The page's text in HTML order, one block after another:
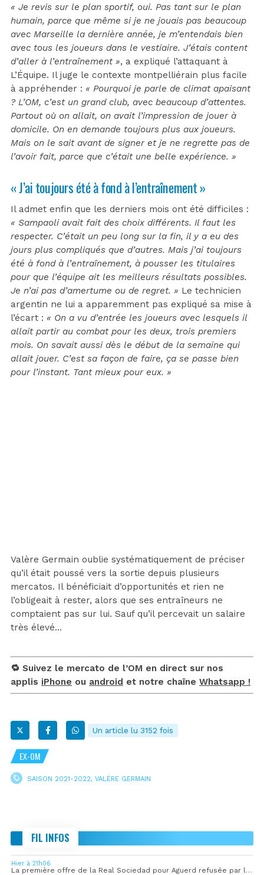
« Je revis sur le plan sportif, oui. Pas tant sur le plan
humain, parce que même si je ne jouais pas beaucoup
avec Marseille la dernière année, je m’entendais bien
avec tous les joueurs dans le vestiaire. J’étais content
d’aller à l’entraînement », a expliqué l’attaquant à
L’Équipe. Il juge le contexte montpelliérain plus facile
à appréhender : « Pourquoi je parle de climat apaisant
? L’OM, c’est un grand club, avec beaucoup d’attentes.
Partout où on allait, on avait l’impression de jouer à
domicile. On en demande toujours plus aux joueurs.
Mais on le sait avant de signer et je ne regrette pas de
l’avoir fait, parce que c’était une belle expérience. »
« J’ai toujours été à fond à l’entraînement »
Il admet enfin que les derniers mois ont été difficiles :
« Sampaoli avait fait des choix différents. Il faut les
respecter. C’était un peu long sur la fin, il y a eu des
jours plus compliqués que d’autres. Mais j’ai toujours
été à fond à l’entraînement, à pousser les titulaires
pour que l’équipe ait les meilleurs résultats possibles.
Je n’ai pas d’amertume ou de regret. » Le technicien
argentin ne lui a apparemment pas expliqué sa mise à
l’écart : « On a vu d’entrée les joueurs avec lesquels il
allait partir au combat pour les deux, trois premiers
mois. On savait aussi dès le début de la semaine qui
allait jouer. C’est sa façon de faire, ça se passe bien
pour l’instant. Tant mieux pour eux. »
Valère Germain oublie systématiquement de préciser
qu’il était poussé vers la sortie depuis plusieurs
mercatos. Il bénéficiait d’opportunités et rien ne
l’obligeait à rester, alors que ses entraîneurs ne
comptaient pas sur lui. Sauf qu’il percevait un salaire
très élevé…
🔁 Suivez le mercato de l’OM en direct sur nos
applis iPhone ou android et notre chaîne Whatsapp !
Un article lu 3152 fois
EX-OM
SAISON 2021-2022, VALÈRE GERMAIN
FIL INFOS
Hier à 21h06
La première offre de la Real Sociedad pour Aguerd refusée par l’OM